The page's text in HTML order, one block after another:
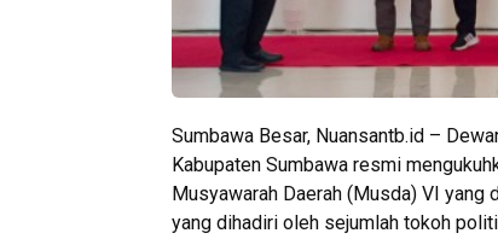
Sumbawa Besar, Nuansantb.id –
Kabupaten Sumbawa resmi
Musyawarah Daerah (Musda) VI
yang dihadiri oleh sejumlah tokoh